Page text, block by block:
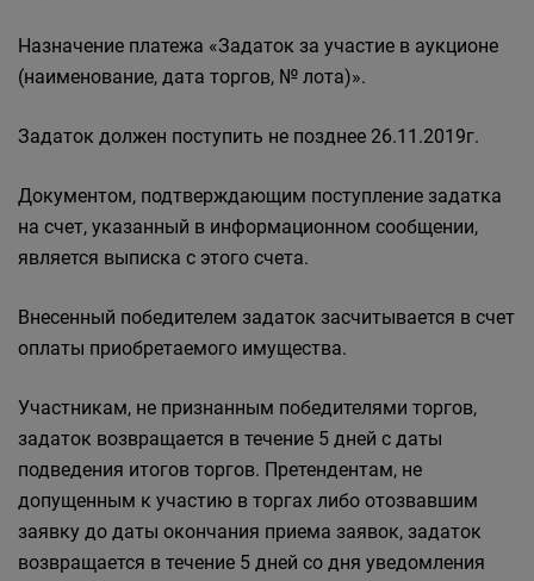
Назначение платежа «Задаток за участие в аукционе
(наименование, дата торгов, № лота)».
Задаток должен поступить не позднее 26.11.2019г.
Документом, подтверждающим поступление задатка
на счет, указанный в информационном сообщении,
является выписка с этого счета.
Внесенный победителем задаток засчитывается в счет
оплаты приобретаемого имущества.
Участникам, не признанным победителями торгов,
задаток возвращается в течение 5 дней с даты
подведения итогов торгов. Претендентам, не
допущенным к участию в торгах либо отозвавшим
заявку до даты окончания приема заявок, задаток
возвращается в течение 5 дней со дня уведомления